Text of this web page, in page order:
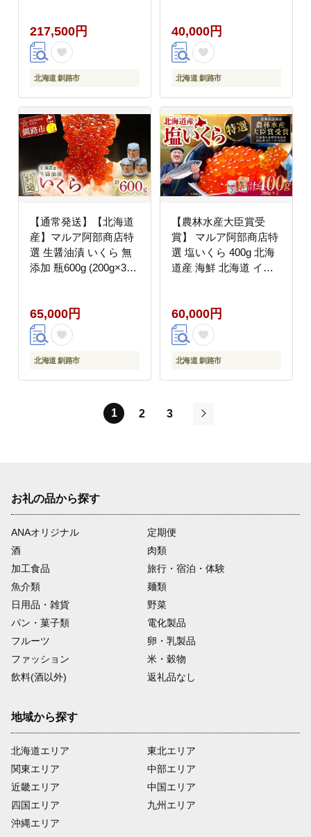
卵 魚介類 しょう油漬
ご飯のお供
217,500円
北海道 釧路市
袋 通常発送
40,000円
北海道 釧路市
【通常発送】【北海道
産】マルア阿部商店特
選 生醤油漬 いくら 無
添加 瓶600g (200g×3
65,000円
北海道 釧路市
【農林水産大臣賞受
賞】 マルア阿部商店特
選 塩いくら 400g 北海
道産 海鮮 北海道 イク
丼 ご飯のお供 小分け
60,000円
北海道 釧路市
1 2
3
お礼の品から探す
ANAオリジナル
定期便
酒
肉類
加工食品
旅行・宿泊・体験
魚介類
麺類
日用品・雑貨
野菜
パン・菓子類
電化製品
フルーツ
卵・乳製品
ファッション
米・穀物
飲料(酒以外)
返礼品なし
地域から探す
北海道エリア
関東エリア
近畿エリア
四国エリア
沖縄エリア
東北エリア
中部エリア
中国エリア
九州エリア